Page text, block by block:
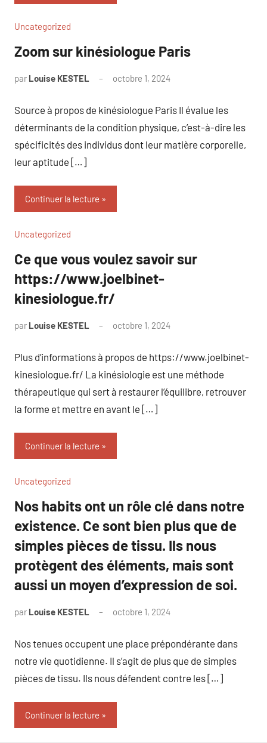
Uncategorized
Zoom sur kinésiologue Paris
par Louise KESTEL octobre 1, 2024
Source à propos de kinésiologue Paris Il évalue les
déterminants de la condition physique, c’est-à-dire les
spécificités des individus dont leur matière corporelle,
leur aptitude […]
Continuer la lecture
Uncategorized
Ce que vous voulez savoir sur
https://www.joelbinet-
kinesiologue.fr/
par Louise KESTEL octobre 1, 2024
Plus d’informations à propos de https://www.joelbinet-
kinesiologue.fr/ La kinésiologie est une méthode
thérapeutique qui sert à restaurer l’équilibre, retrouver
la forme et mettre en avant le […]
Continuer la lecture
Uncategorized
Nos habits ont un rôle clé dans notre
existence. Ce sont bien plus que de
simples pièces de tissu. Ils nous
protègent des éléments, mais sont
aussi un moyen d’expression de soi.
par Louise KESTEL octobre 1, 2024
Nos tenues occupent une place prépondérante dans
notre vie quotidienne. Il s’agit de plus que de simples
pièces de tissu. Ils nous défendent contre les […]
Continuer la lecture